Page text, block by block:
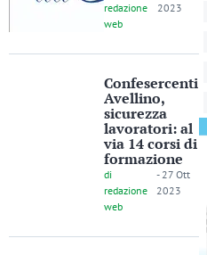
redazione
web
2023
Confesercenti
Avellino,
sicurezza
lavoratori: al
via 14 corsi di
formazione
di
redazione
web
- 27 Ott
2023